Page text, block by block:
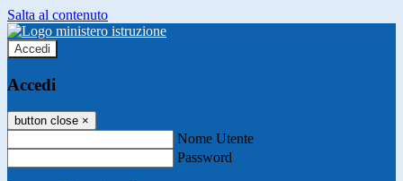
Salta al contenuto
Accedi
Accedi
button close ×
Nome Utente
Password